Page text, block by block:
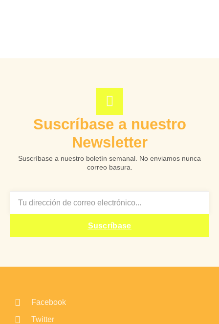
Suscríbase a nuestro
Newsletter
Suscríbase a nuestro boletín semanal. No enviamos nunca
correo basura.
Suscríbase
Facebook
Twitter